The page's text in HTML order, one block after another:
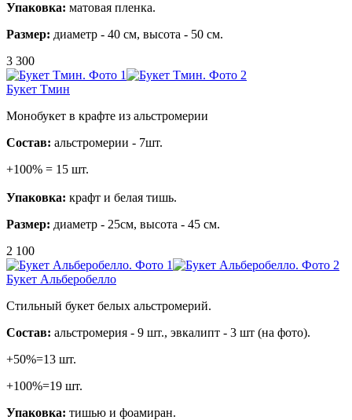
Упаковка: матовая пленка.
Размер: диаметр - 40 см, высота - 50 см.
3 300
Букет Тмин
Монобукет в крафте из альстромерии
Состав: альстромерии - 7шт.
+100% = 15 шт.
Упаковка: крафт и белая тишь.
Размер: диаметр - 25см, высота - 45 см.
2 100
Букет Альберобелло
Стильный букет белых альстромерий.
Состав: альстромерия - 9 шт., эвкалипт - 3 шт (на фото).
+50%=13 шт.
+100%=19 шт.
Упаковка: тишью и фоамиран.